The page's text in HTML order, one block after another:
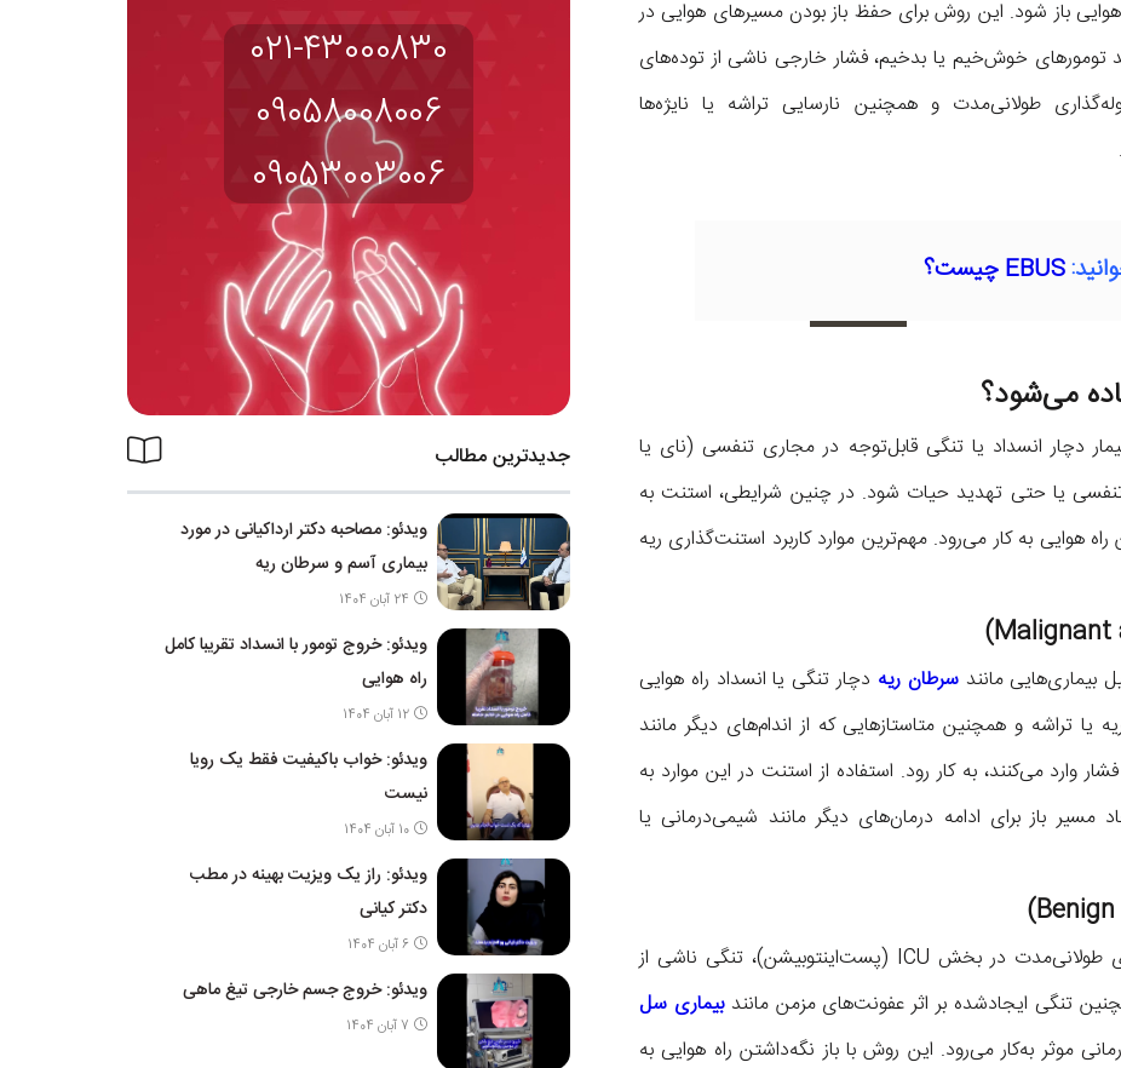
باز شود. این روش برای حفظ باز بودن مسیرهای هوایی در
تومورهای خوش‌خیم یا بدخیم، فشار خارجی ناشی از توده‌های
طولانی‌مدت و همچنین نارسایی تراشه یا نایژه‌ها
EBUS چیست؟
می‌شود؟
دچار انسداد یا تنگی قابل‌توجه در مجاری تنفسی (نای یا
تنفسی یا حتی تهدید حیات شود. در چنین شرایطی، استنت به‌
هوایی به کار می‌رود. مهم‌ترین موارد کاربرد استنت‌گذاری ریه
بیماری‌هایی مانندسرطان ریه دچار تنگی یا انسداد راه هوایی
یا تراشه و همچنین متاستازهایی که از اندام‌های دیگر مانند
وارد می‌کنند، به کار رود. استفاده از استنت در این موارد به
باز برای ادامه درمان‌های دیگر مانند شیمی‌درمانی یا
در مواردی مانند تنگی راه هوایی پس از لوله‌گذاری طولانی‌مدت در بخش ICU (پست‌اینتوبیشن)، تنگی ناشی از
تنگی ایجادشده بر اثر عفونت‌های مزمن مانندبیماری سل
موثر به‌کار می‌رود. این روش با باز نگه‌داشتن راه هوایی به
021-43000830
09058008006
09053003006
جدیدترین مطالب
ویدئو: مصاحبه دکتر ارداکیانی در مورد
بیماری آسم و سرطان ریه
24 آبان 1404
ویدئو: خروج تومور با انسداد تقریبا کامل
راه هوایی
12 آبان 1404
ویدئو: خواب باکیفیت فقط یک رویا
نیست
10 آبان 1404
ویدئو: راز یک ویزیت بهینه در مطب
دکتر کیانی
6 آبان 1404
ویدئو: خروج جسم خارجی تیغ ماهی
7 آبان 1404